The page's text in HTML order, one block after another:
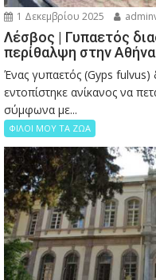
1 Δεκεμβρίου 2025
Λέσβος | Γυπαετός
περίθαλψη στην Αθήνα
Ένας γυπαετός (Gyps
εντοπίστηκε ανίκανος να
σύμφωνα με...
ΦΙΛΟΙ ΜΟΥ ΤΑ ΖΩΑ